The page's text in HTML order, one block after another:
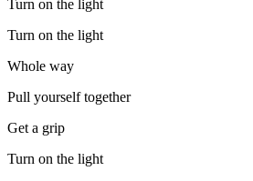
Turn on the light
Turn on the light
Whole way
Pull yourself together
Get a grip
Turn on the light